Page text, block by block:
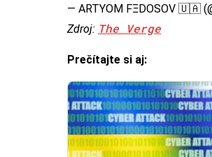
— ARTYOM FΞDOSOV 🇺🇦
Zdroj: The Verge
Prečítajte si aj: